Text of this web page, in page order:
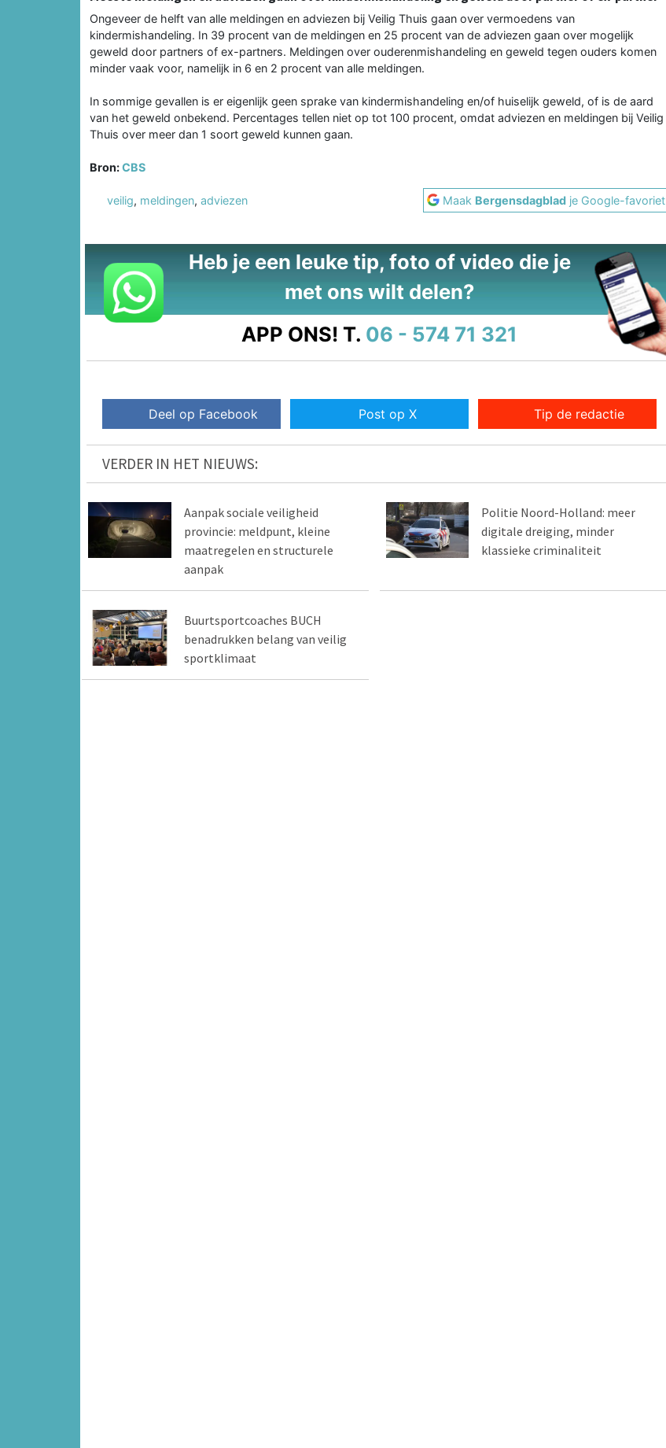
Ongeveer de helft van alle meldingen en adviezen bij Veilig Thuis gaan over vermoedens van
kindermishandeling. In 39 procent van de meldingen en 25 procent van de adviezen gaan over mogelijk
geweld door partners of ex-partners. Meldingen over ouderenmishandeling en geweld tegen ouders komen
minder vaak voor, namelijk in 6 en 2 procent van alle meldingen.
In sommige gevallen is er eigenlijk geen sprake van kindermishandeling en/of huiselijk geweld, of is de aard
van het geweld onbekend. Percentages tellen niet op tot 100 procent, omdat adviezen en meldingen bij Veilig
Thuis over meer dan 1 soort geweld kunnen gaan.
Bron:CBS
veilig, meldingen, adviezen Maak Bergensdagblad je Google-favoriet
Heb je een leuke tip, foto of video die je
met ons wilt delen?
APP ONS! T. 06 - 574 71 321
Deel op Facebook Post op X Tip de redactie
VERDER IN HET NIEUWS:
Aanpak sociale veiligheid
provincie: meldpunt, kleine
maatregelen en structurele
aanpak
Politie Noord-Holland: meer
digitale dreiging, minder
klassieke criminaliteit
Buurtsportcoaches BUCH
benadrukken belang van veilig
sportklimaat